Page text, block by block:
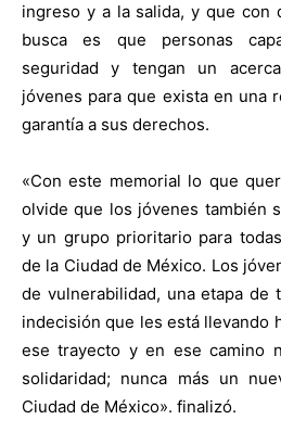
ingreso y a la salida, y que con
busca es que personas
seguridad y tengan un
jóvenes para que exista en una
garantía a sus derechos.
«Con este memorial lo que
olvide que los jóvenes también
y un grupo prioritario para
de la Ciudad de México. Los
de vulnerabilidad, una etapa de
indecisión que les está llevando
ese trayecto y en ese camino
solidaridad; nunca más un
Ciudad de México». finalizó.